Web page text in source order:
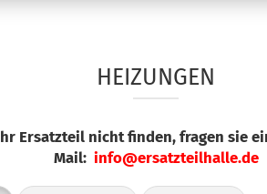
WASSERSPEICHER-TEILE
HEIZUNGEN
Ersatzteil nicht finden, fragen sie
Mail: info@ersatzteilhalle.de